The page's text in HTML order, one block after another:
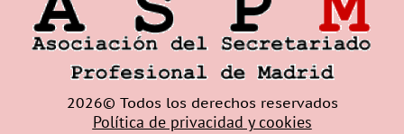
2026© Todos los derechos reservados
Política de privacidad y cookies